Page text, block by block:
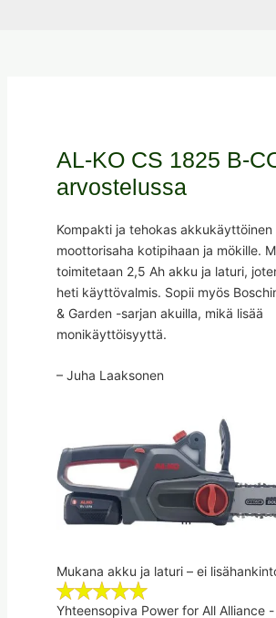
AL-KO CS 1825 B-
arvostelussa
Kompakti ja tehokas akkukäyttöinen
moottorisaha kotipihaan ja mökille.
toimitetaan 2,5 Ah akku ja laturi,
heti käyttövalmis. Sopii myös
& Garden -sarjan akuilla, mikä lisää
monikäyttöisyyttä.
– Juha Laaksonen
Mukana akku ja laturi – ei
Yhteensopiva Power for All Alliance -